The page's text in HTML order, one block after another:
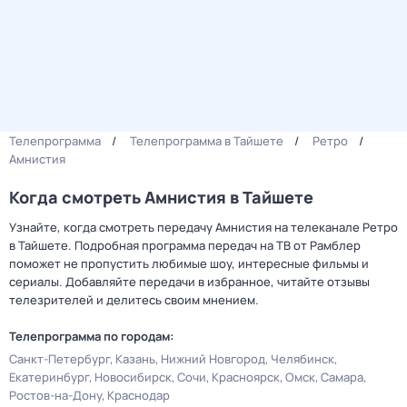
Телепрограмма Телепрограмма в Тайшете
Ретро
Амнистия
Когда смотреть Амнистия в Тайшете
Узнайте, когда смотреть передачу Амнистия на телеканале Ретро
в Тайшете. Подробная программа передач на ТВ от Рамблер
поможет не пропустить любимые шоу, интересные фильмы и
сериалы. Добавляйте передачи в избранное, читайте отзывы
телезрителей и делитесь своим мнением.
Телепрограмма по городам:
Санкт-Петербург Казань Нижний Новгород Челябинск
Екатеринбург Новосибирск Сочи Красноярск Омск Самара
Ростов-на-Дону Краснодар